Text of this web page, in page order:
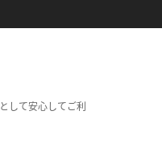
して安心してご利